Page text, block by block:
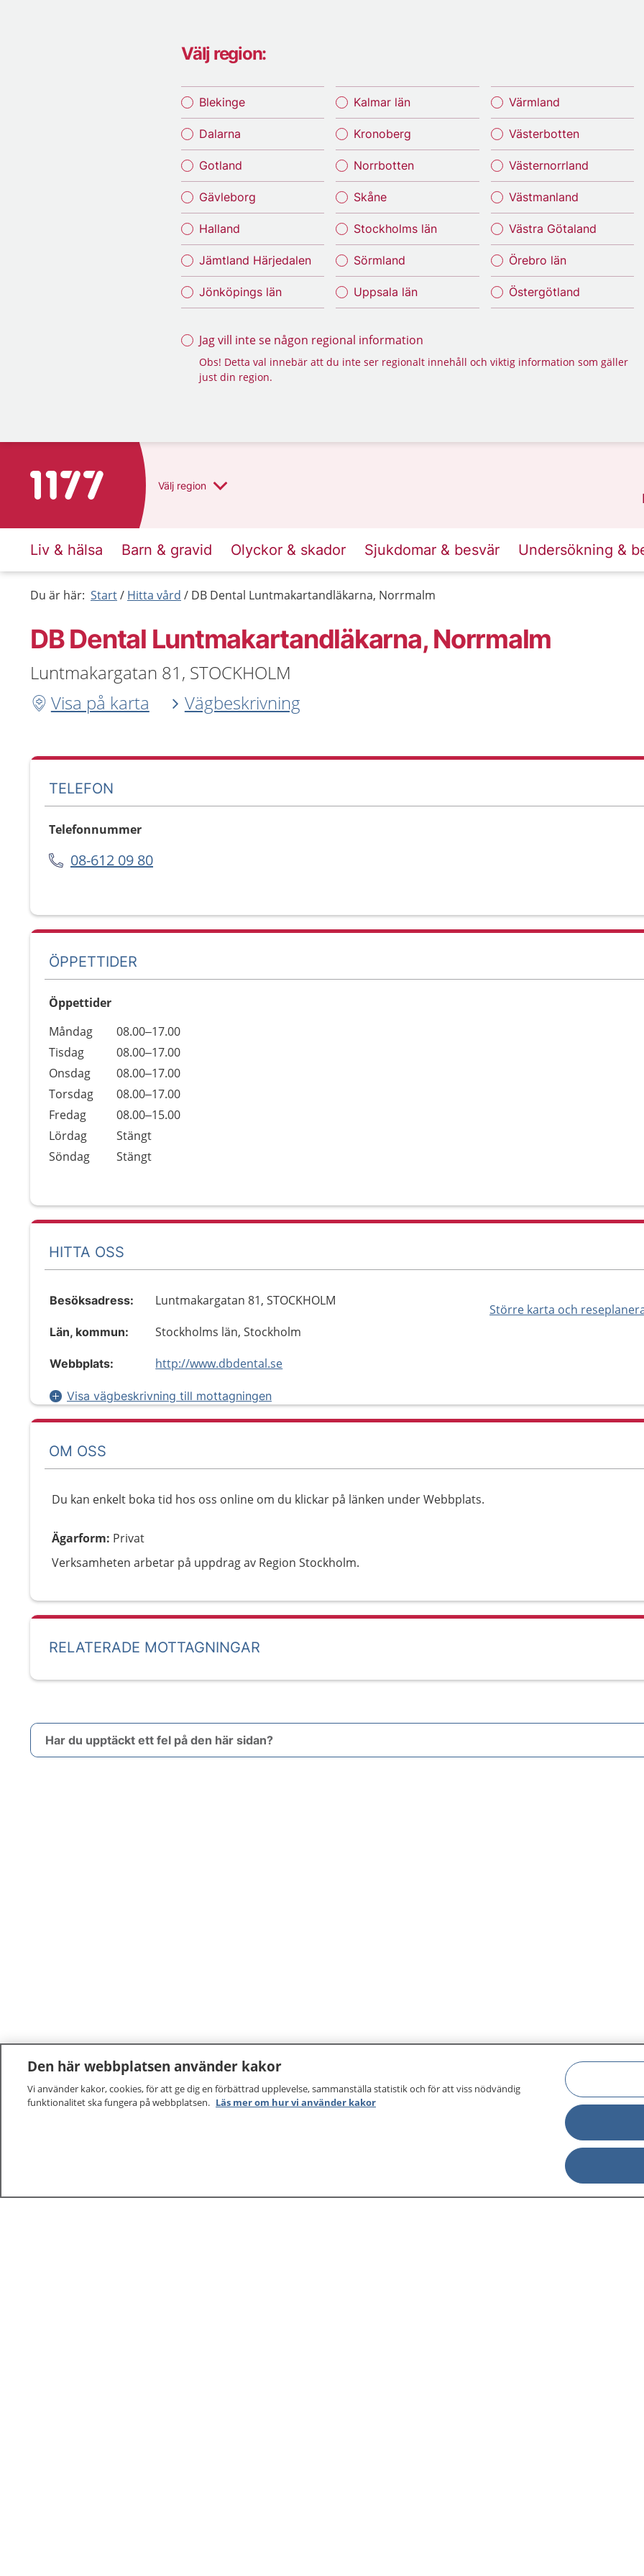
Välj region:
Blekinge
Dalarna
Gotland
Gävleborg
Halland
Jämtland Härjedalen
Jönköpings län
Kalmar län
Kronoberg
Norrbotten
Skåne
Stockholms län
Sörmland
Uppsala län
Värmland
Västerbotten
Västernorrland
Västmanland
Västra Götaland
Örebro län
Östergötland
Jag vill inte se någon regional information
Obs! Detta val innebär att du inte ser regionalt innehåll och viktig information som gäller
just din region.
Till startsidan för 1177 Välj region
Liv & hälsa Barn & gravid Olyckor & skador Sjukdomar & besvär Undersökning &
Du är här: Start Hitta vård DB Dental Luntmakartandläkarna, Norrmalm
DB Dental Luntmakartandläkarna, Norrmalm
Luntmakargatan 81, STOCKHOLM
Visa på karta
Vägbeskrivning
TELEFON
Telefonnummer
08-612 09 80
ÖPPETTIDER
Öppettider
Dag
Öppettider
Kommentarer
Måndag
08.00–17.00
Tisdag
08.00–17.00
Onsdag
08.00–17.00
Torsdag
08.00–17.00
Fredag
08.00–15.00
Lördag
Stängt
Söndag
Stängt
HITTA OSS
Större karta och
Besöksadress: Luntmakargatan 81, STOCKHOLM
Län, kommun: Stockholms län, Stockholm
Webbplats: http://www.dbdental.se
Visa vägbeskrivning till mottagningen
OM OSS
Du kan enkelt boka tid hos oss online om du klickar på länken under Webbplats.
Ägarform: Privat
Verksamheten arbetar på uppdrag av Region Stockholm.
RELATERADE MOTTAGNINGAR
Har du upptäckt ett fel på den här sidan?
Den här webbplatsen använder kakor
Vi använder kakor, cookies, för att ge dig en förbättrad upplevelse, sammanställa statistik och för att viss nödvändig
funktionalitet ska fungera på webbplatsen. Läs mer om hur vi använder kakor